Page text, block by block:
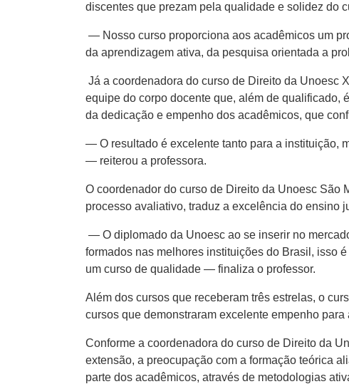
discentes que prezam pela qualidade e solidez do
— Nosso curso proporciona aos acadêmicos um
da aprendizagem ativa, da pesquisa orientada a
Já a coordenadora do curso de Direito da Unoesc
equipe do corpo docente que, além de qualificado,
da dedicação e empenho dos acadêmicos, que
— O resultado é excelente tanto para a instituição,
— reiterou a professora.
O coordenador do curso de Direito da Unoesc São
processo avaliativo, traduz a excelência do ensino
— O diplomado da Unoesc ao se inserir no
formados nas melhores instituições do Brasil, isso
um curso de qualidade — finaliza o professor.
Além dos cursos que receberam três estrelas, o
cursos que demonstraram excelente empenho
Conforme a coordenadora do curso de Direito da
extensão, a preocupação com a formação teórica
parte dos acadêmicos, através de metodologias